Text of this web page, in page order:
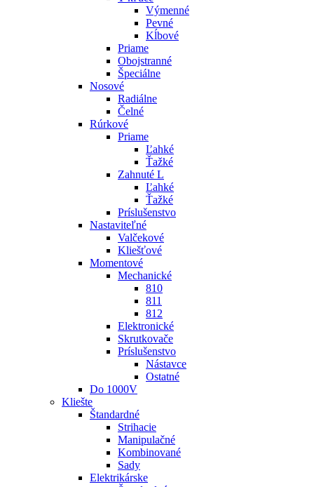
Výmenné
Pevné
Kĺbové
Priame
Obojstranné
Špeciálne
Nosové
Radiálne
Čelné
Rúrkové
Priame
Ľahké
Ťažké
Zahnuté L
Ľahké
Ťažké
Príslušenstvo
Nastaviteľné
Valčekové
Kliešťové
Momentové
Mechanické
810
811
812
Elektronické
Skrutkovače
Príslušenstvo
Nástavce
Ostatné
Do 1000V
Kliešte
Štandardné
Strihacie
Manipulačné
Kombinované
Sady
Elektrikárske